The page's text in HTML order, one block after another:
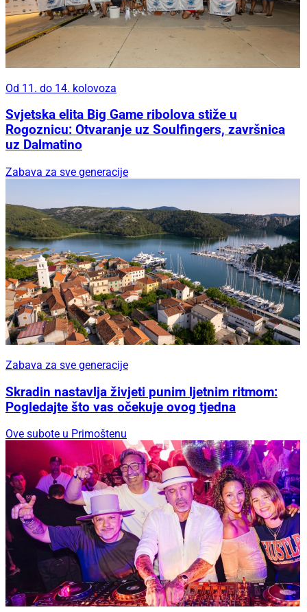
Od 11. do 14. kolovoza
Svjetska elita Big Game ribolova stiže u
Rogoznicu: Otvaranje uz Soulfingers, završnica
uz Dalmatino
Zabava za sve generacije
Zabava za sve generacije
Skradin nastavlja živjeti punim ljetnim ritmom:
Pogledajte što vas očekuje ovog tjedna
Ove subote u Primoštenu